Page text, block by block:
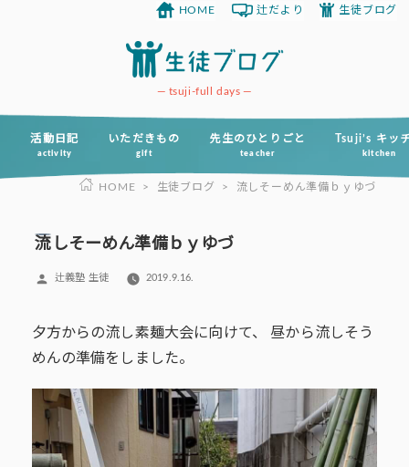
ツ
tsuji-full days
活動日記
activity
いただきもの
gift
先生のひとりごと
teacher
Tsuji’s キッ
kitchen
HOME 辻だより 生徒ブログ
HOME > 生徒ブログ > 流しそーめん準備ｂｙゆづ
流しそーめん準備ｂｙゆづ
投
辻義塾 生徒 2019.9.16.
夕方からの流し素麺大会に向けて、 昼から流しそう
めんの準備をしました。